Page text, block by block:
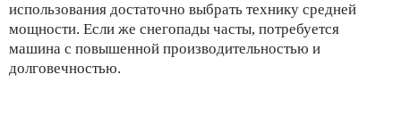
использования достаточно выбрать технику средней
мощности. Если же снегопады часты, потребуется
машина с повышенной производительностью и
долговечностью.